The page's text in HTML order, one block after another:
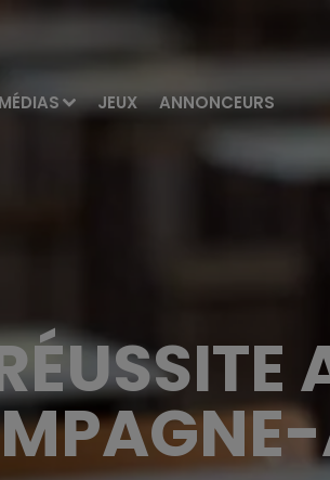
MÉDIAS JEUX ANNONCEURS